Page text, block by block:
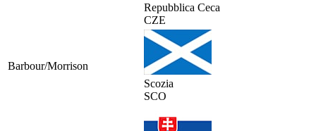
Repubblica Ceca
CZE
Barbour/Morrison
Scozia
SCO